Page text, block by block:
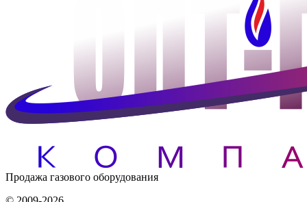
Продажа газового оборудования